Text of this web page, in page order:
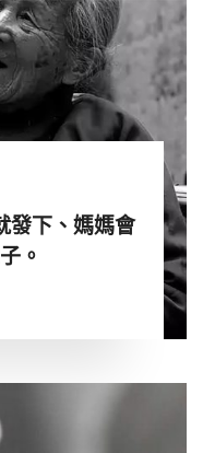
發下、媽媽會
。